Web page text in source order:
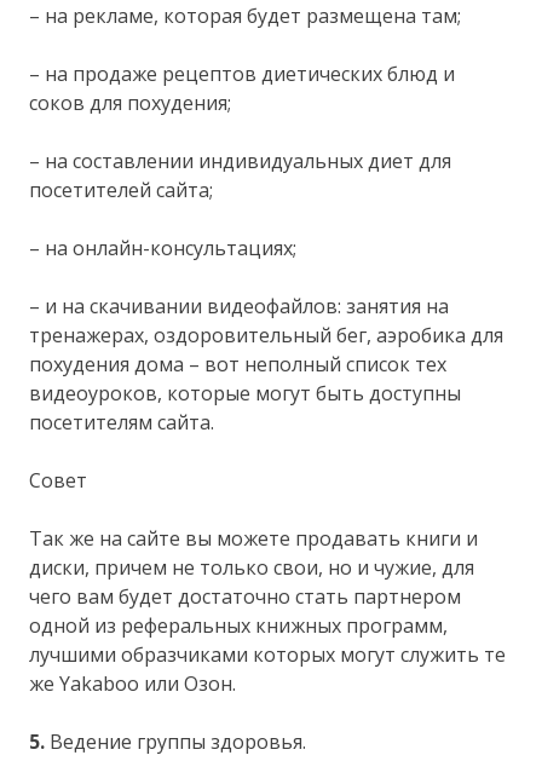
– на рекламе, которая будет размещена там;
– на продаже рецептов диетических блюд и
соков для похудения;
– на составлении индивидуальных диет для
посетителей сайта;
– на онлайн-консультациях;
– и на скачивании видеофайлов: занятия на
тренажерах, оздоровительный бег, аэробика для
похудения дома – вот неполный список тех
видеоуроков, которые могут быть доступны
посетителям сайта.
Совет
Так же на сайте вы можете продавать книги и
диски, причем не только свои, но и чужие, для
чего вам будет достаточно стать партнером
одной из реферальных книжных программ,
лучшими образчиками которых могут служить те
же Yakaboo или Озон.
5. Ведение группы здоровья.